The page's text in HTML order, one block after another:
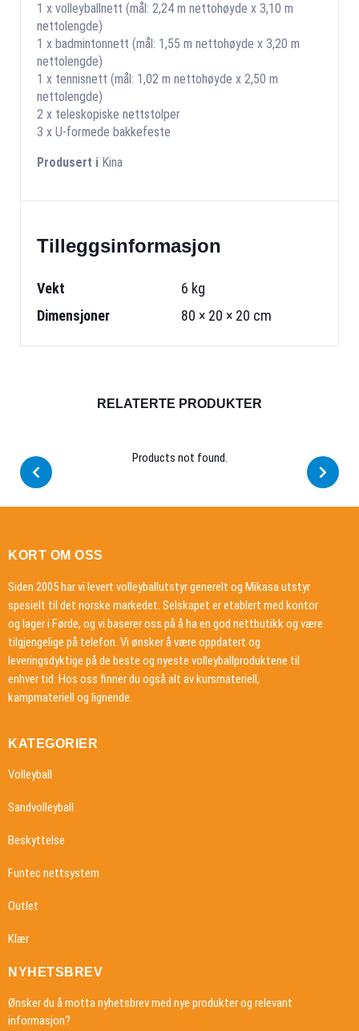
1 x volleyballnett (mål: 2,24 m nettohøyde x 3,10 m
nettolengde)
1 x badmintonnett (mål: 1,55 m nettohøyde x 3,20 m
nettolengde)
1 x tennisnett (mål: 1,02 m nettohøyde x 2,50 m
nettolengde)
2 x teleskopiske nettstolper
3 x U-formede bakkefeste
Produsert i Kina
Tilleggsinformasjon
Vekt
6 kg
Dimensjoner
80 × 20 × 20 cm
RELATERTE PRODUKTER
Products not found.
KORT OM OSS
Siden 2005 har vi levert volleyballutstyr generelt og Mikasa utstyr
spesielt til det norske markedet. Selskapet er etablert med kontor
og lager i Førde, og vi baserer oss på å ha en god nettbutikk og være
tilgjengelige på telefon. Vi ønsker å være oppdatert og
leveringsdyktige på de beste og nyeste volleyballproduktene til
enhver tid. Hos oss finner du også alt av kursmateriell,
kampmateriell og lignende.
KATEGORIER
Volleyball
Sandvolleyball
Beskyttelse
Funtec nettsystem
Outlet
Klær
NYHETSBREV
Ønsker du å motta nyhetsbrev med nye produkter og relevant
informasjon?